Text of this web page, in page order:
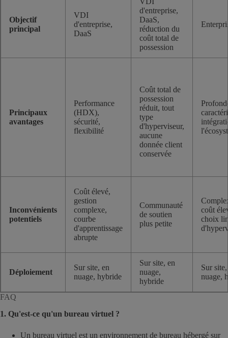
Objectif
principal
VDI
d'entreprise,
DaaS
d'entreprise,
DaaS,
réduction du
coût total de
possession
Principaux
avantages
Performance
(HDX),
sécurité,
flexibilité
Coût total de
possession
réduit, tout
type
d'hyperviseur,
aucune
donnée client
conservée
Inconvénients
potentiels
Coût élevé,
gestion
complexe,
courbe
d'apprentissage
abrupte
Communauté
de soutien
plus petite
coût
choix
Déploiement
Sur site, en
nuage, hybride
Sur site, en
nuage,
hybride
Sur
nuage,
FAQ
1. Qu'est-ce qu'un bureau virtuel ?
Un bureau virtuel est un environnement de bureau hébergé sur